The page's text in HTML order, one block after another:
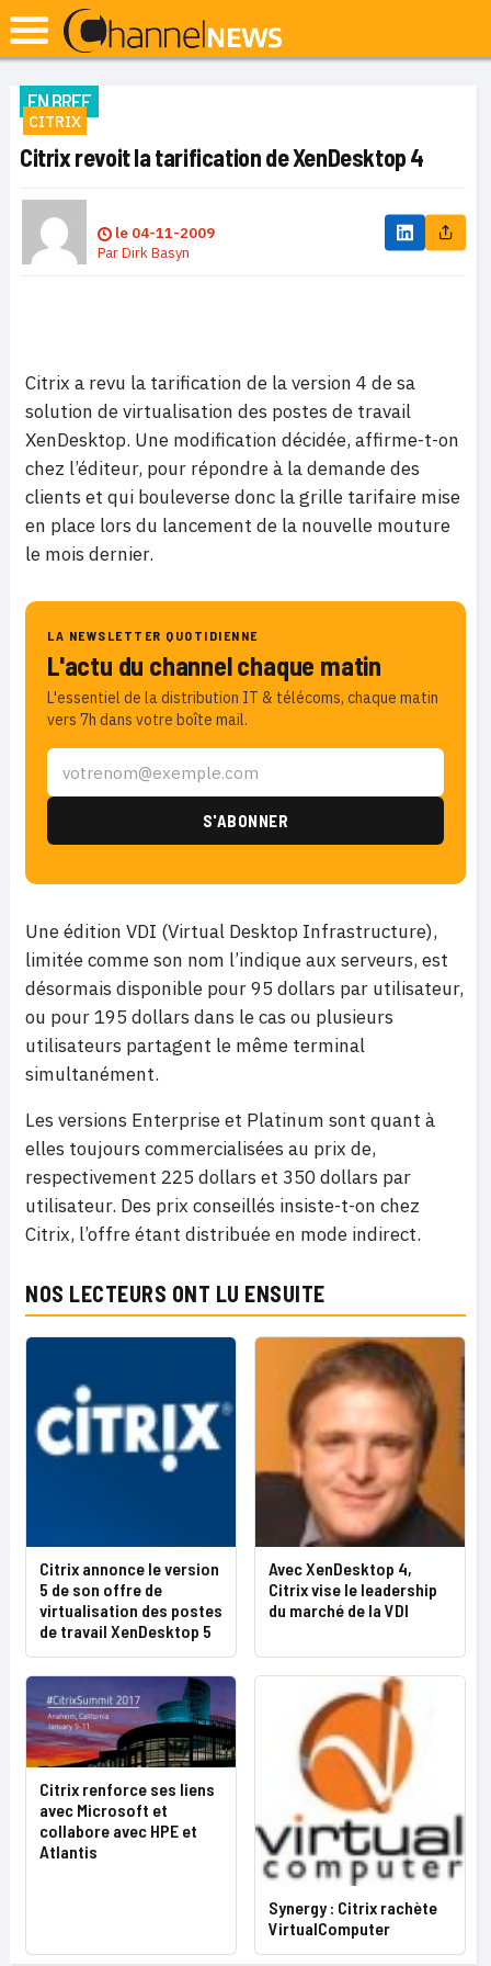
EN BREF
CITRIX
Citrix revoit la tarification de XenDesktop 4
le 04-11-2009
ParDirk Basyn
Citrix a revu la tarification de la version 4 de sa
solution de virtualisation des postes de travail
XenDesktop. Une modification décidée, affirme-t-on
chez l’éditeur, pour répondre à la demande des
clients et qui bouleverse donc la grille tarifaire mise
en place lors du lancement de la nouvelle mouture
le mois dernier.
LA NEWSLETTER QUOTIDIENNE
L'actu du channel chaque matin
L'essentiel de la distribution IT & télécoms, chaque matin
vers 7h dans votre boîte mail.
Une édition VDI (Virtual Desktop Infrastructure),
limitée comme son nom l’indique aux serveurs, est
désormais disponible pour 95 dollars par utilisateur,
ou pour 195 dollars dans le cas ou plusieurs
utilisateurs partagent le même terminal
simultanément.
Les versions Enterprise et Platinum sont quant à
elles toujours commercialisées au prix de,
respectivement 225 dollars et 350 dollars par
utilisateur. Des prix conseillés insiste-t-on chez
Citrix, l’offre étant distribuée en mode indirect.
NOS LECTEURS ONT LU ENSUITE
Citrix annonce le version
5 de son offre de
virtualisation des postes
de travail XenDesktop 5
Avec XenDesktop 4,
Citrix vise le leadership
du marché de la VDI
Citrix renforce ses liens
avec Microsoft et
collabore avec HPE et
Atlantis
Synergy : Citrix rachète
VirtualComputer